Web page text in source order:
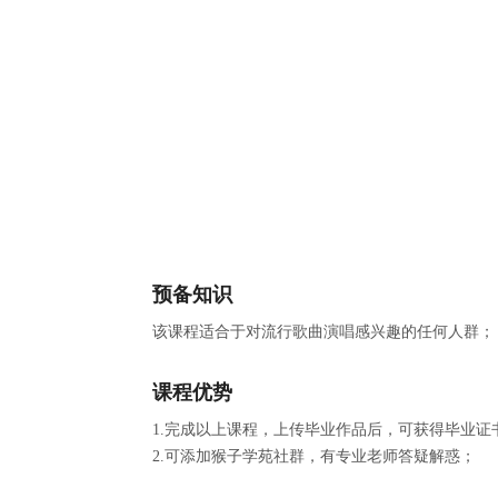
预备知识
该课程适合于对流行歌曲演唱感兴趣的任何人群；
课程优势
1.完成以上课程，上传毕业作品后，可获得毕业证
2.可添加猴子学苑社群，有专业老师答疑解惑；